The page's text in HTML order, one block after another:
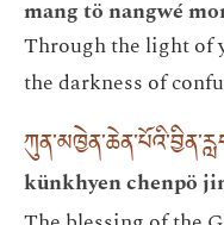
mang tö nangwé
Through the light of
the darkness of
künkhyen chenpö